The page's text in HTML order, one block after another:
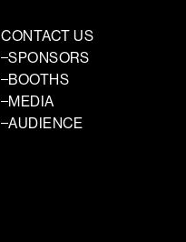
CONTACT US
SPONSORS
BOOTHS
MEDIA
AUDIENCE